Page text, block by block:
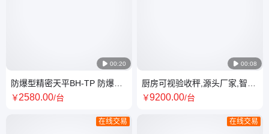
 00:20
防爆型精密天平BH-TP 防爆
IICT4规格1200g-12kg精度
￥2580.00/台
在线交易
 00:08
厨房可视验收秤,源头厂家,智慧
食堂管理,自动拍照,智能食堂后
￥9200.00/台
在线交易